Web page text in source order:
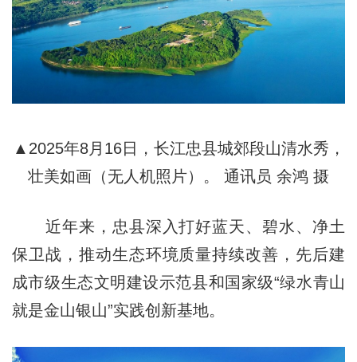
▲2025年8月16日，长江忠县城郊段山清水秀，
壮美如画（无人机照片）。 通讯员 余鸿 摄
近年来，忠县深入打好蓝天、碧水、净土
保卫战，推动生态环境质量持续改善，先后建
成市级生态文明建设示范县和国家级“绿水青山
就是金山银山”实践创新基地。